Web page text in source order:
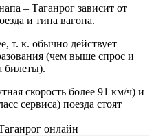
– Таганрог зависит от
и типа вагона.
т. к. обычно действует
(чем выше спрос и
билеты).
скорость более 91 км/ч) и
сервиса) поезда стоят
онлайн